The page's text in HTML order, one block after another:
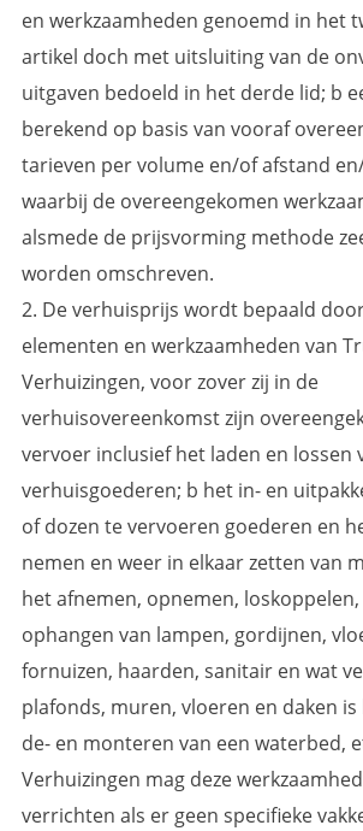
en werkzaamheden genoemd in het
artikel doch met uitsluiting van de
uitgaven bedoeld in het derde lid; b
berekend op basis van vooraf
tarieven per volume en/of afstand
waarbij de overeengekomen
alsmede de prijsvorming methode
worden omschreven.
2. De verhuisprijs wordt bepaald
elementen en werkzaamheden van
Verhuizingen, voor zover zij in de
verhuisovereenkomst zijn
vervoer inclusief het laden en lossen
verhuisgoederen; b het in- en
of dozen te vervoeren goederen en
nemen en weer in elkaar zetten van
het afnemen, opnemen,
ophangen van lampen, gordijnen,
fornuizen, haarden, sanitair en wat
plafonds, muren, vloeren en daken
de- en monteren van een waterbed,
Verhuizingen mag deze
verrichten als er geen specifieke